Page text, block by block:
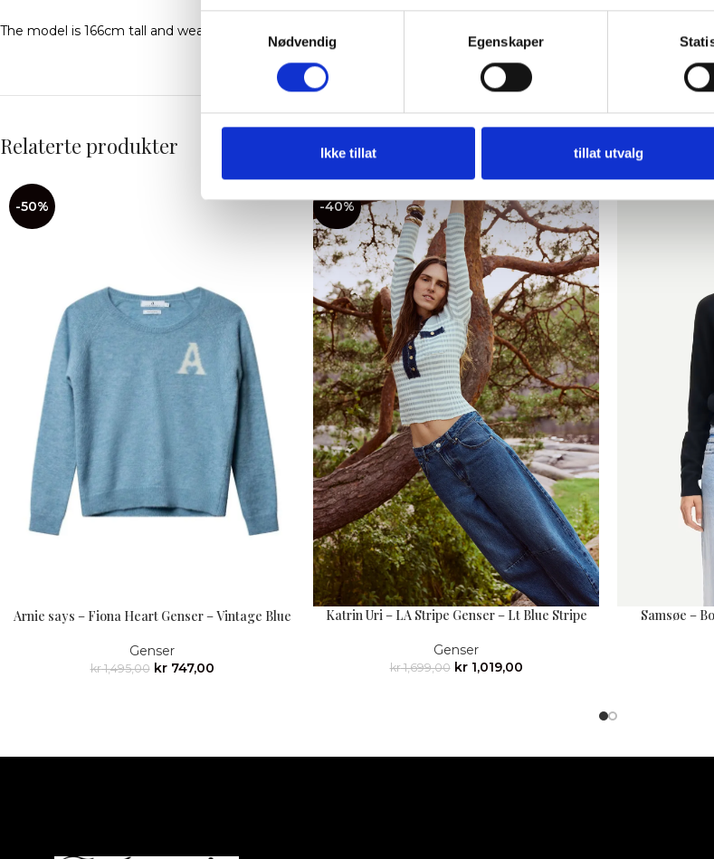
Nødvendig
Egenskaper
Ikke tillat tillat utvalg
The model is 166cm tall and wears a size S.
Relaterte produkter
-50%
Arnie says – Fiona Heart Genser – Vintage Blue
Genser
kr1,495,00 kr747,00
-40%
Katrin Uri – LA Stripe Genser – Lt Blue Stripe
Genser
kr1,699,00 kr1,019,00
Samsøe –